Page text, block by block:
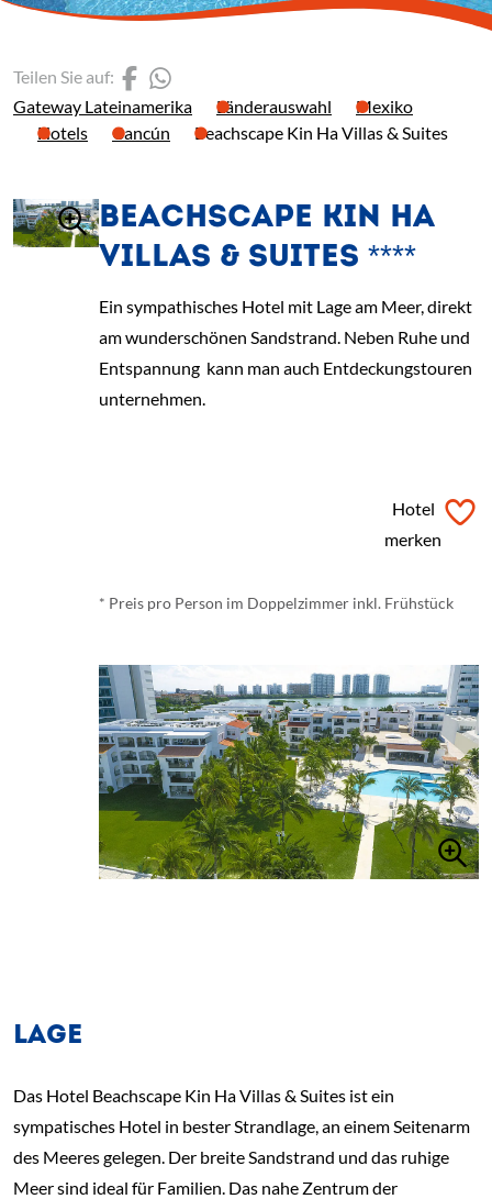
Gateway Lateinamerika Länderauswahl
Mexiko
Hotels
Cancún Beachscape Kin Ha Villas & Suites
Teilen Sie auf: (Link öffnet einen neuen
BEACHSCAPE KIN HA
VILLAS & SUITES ****
Ein sympathisches Hotel mit Lage am Meer, direkt
am wunderschönen Sandstrand. Neben Ruhe und
Entspannung kann man auch Entdeckungstouren
unternehmen.
Hotel
merken
* Preis pro Person im Doppelzimmer inkl. Frühstück
LAGE
Das Hotel Beachscape Kin Ha Villas & Suites ist ein
sympatisches Hotel in bester Strandlage, an einem Seitenarm
des Meeres gelegen. Der breite Sandstrand und das ruhige
Meer sind ideal für Familien. Das nahe Zentrum der